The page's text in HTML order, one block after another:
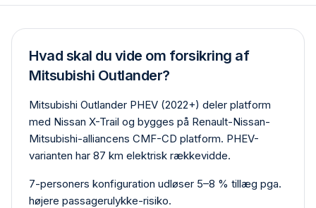
Hvad skal du vide om forsikring af
Mitsubishi Outlander?
Mitsubishi Outlander PHEV (2022+) deler platform
med Nissan X-Trail og bygges på Renault-Nissan-
Mitsubishi-alliancens CMF-CD platform. PHEV-
varianten har 87 km elektrisk rækkevidde.
7-personers konfiguration udløser 5–8 % tillæg pga.
højere passager­ulykke-risiko.